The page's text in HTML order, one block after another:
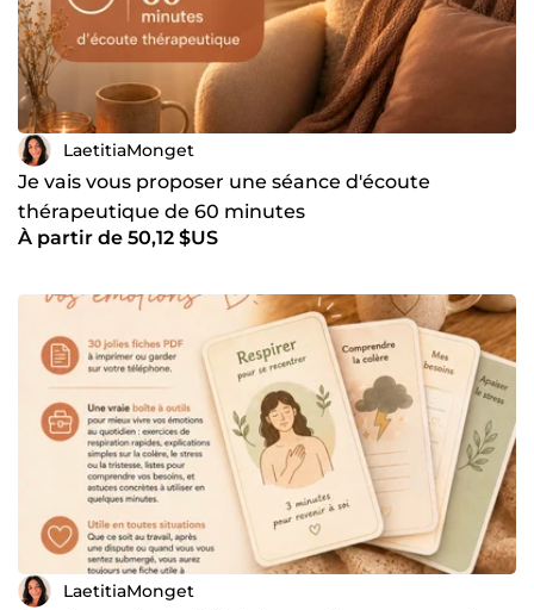
LaetitiaMonget
Je vais vous proposer une séance d'écoute
thérapeutique de 60 minutes
À partir de 50,12 $US
LaetitiaMonget